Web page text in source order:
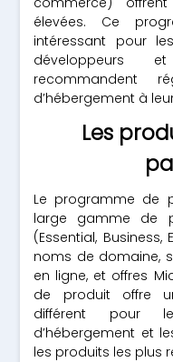
élevées. Ce
intéressant pour
développeurs
recommandent
d’hébergement à
Les
Le programme de
large gamme de
(Essential, Business,
noms de domaine,
en ligne, et offres
de produit offre
différent pour
d’hébergement et
les produits les plus